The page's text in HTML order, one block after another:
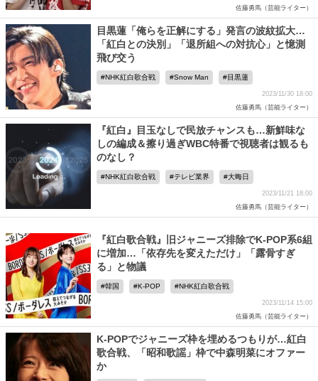
佐藤勇馬（芸能ライター）
目黒蓮「俺らを正解にする」発言の波紋拡大…
「紅白との決別」「退所組への対抗心」と憶測
飛び交う
NHK紅白歌合戦 Snow Man 目黒蓮
2023/11/30 18:00
佐藤勇馬（芸能ライター）
『紅白』目玉なしで民放チャンスも…新鮮味な
しの編成＆擦り過ぎWBC特番で視聴者は観るも
のなし？
NHK紅白歌合戦 テレビ業界 大晦日
2023/11/21 18:00
佐藤勇馬（芸能ライター）
『紅白歌合戦』旧ジャニーズ排除でK-POP系6組
に増加…「依存先を変えただけ」「露骨すぎ
る」と物議
韓国 K-POP NHK紅白歌合戦
2023/11/14 15:00
佐藤勇馬（芸能ライター）
K-POPでジャニーズ枠を埋めるつもりが…紅白
歌合戦、「昭和歌謡」枠で中森明菜にオファー
か